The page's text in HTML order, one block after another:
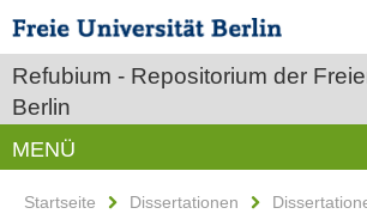
Refubium - Repositorium der
Berlin
MENÜ
Startseite Dissertationen